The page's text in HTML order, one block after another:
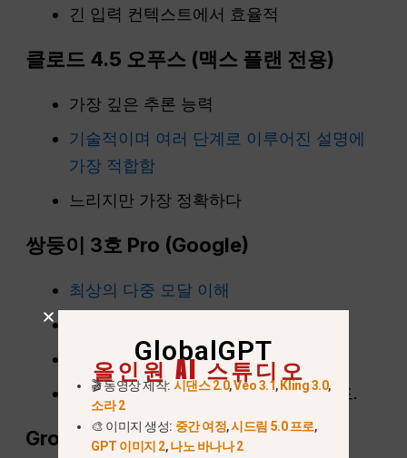
긴 입력 컨텍스트에서 효율적
클로드 4.5 오푸스 (맥스 플랜 전용)
가장 깊은 추론 능력
기술적이며 여러 단계로 이루어진 설명에
가장 적합함
느리지만 가장 정확하다
쌍둥이 3호 Pro (Google)
최상의 다중 모달 이해
코드 작성 및 분석에 탁월합니다
종종 우리의쌍둥이자리 대 당황가이드.
Grok 4.1 (xAI)
GlobalGPT
올인원 AI 스튜디오
🎬 동영상 제작: 시댄스 2.0,Veo 3.1, Kling 3.0,
소라 2
🎨 이미지 생성: 중간 여정,시드림 5.0 프로,
GPT 이미지 2,나노 바나나 2